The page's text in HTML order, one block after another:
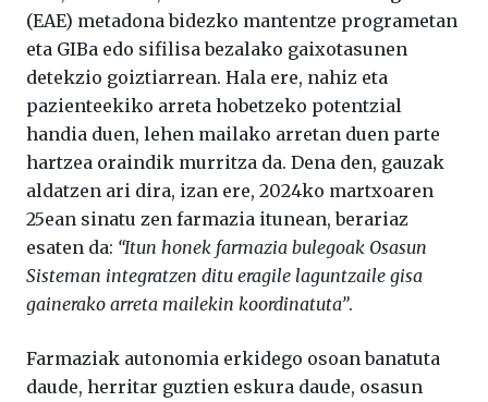
(EAE) metadona bidezko mantentze programetan
eta GIBa edo sifilisa bezalako gaixotasunen
detekzio goiztiarrean. Hala ere, nahiz eta
pazienteekiko arreta hobetzeko potentzial
handia duen, lehen mailako arretan duen parte
hartzea oraindik murritza da. Dena den, gauzak
aldatzen ari dira, izan ere, 2024ko martxoaren
25ean sinatu zen farmazia itunean, berariaz
esaten da: “Itun honek farmazia bulegoak Osasun
Sisteman integratzen ditu eragile laguntzaile gisa
gainerako arreta mailekin koordinatuta”.
Farmaziak autonomia erkidego osoan banatuta
daude, herritar guztien eskura daude, osasun